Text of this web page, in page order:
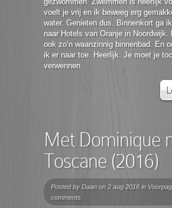
voelt je vrij en ik beweeg erg
water. Genieten dus. Binnenkort ga
naar Hotels van Oranje in Noordwijk.
ook zo’n waanzinnig binnenbad. En
ik er naar toe. Heerlijk. Je moet je
verwennen.
Met Dominique
Toscane (2016)
Posted by Daan on 2 aug 2016 in
comments